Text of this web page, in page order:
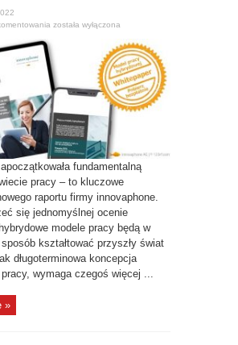
Jak
hybrydowym?”
została wyłączona
fundamentalną
pracy – to kluczowe
raportu firmy innovaphone.
się jednomyślnej ocenie
modele pracy będą w
kształtować przyszły świat
długoterminowa koncepcja
wymaga czegoś więcej ...
»